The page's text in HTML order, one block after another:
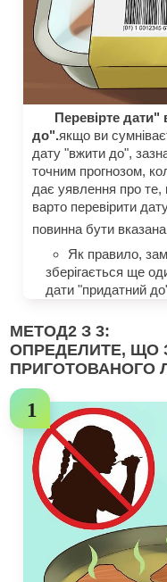
Перевірте
до".якщо ви
дату "вжити до",
точним прогнозом,
дає уявлення про
варто перевірити
повинна бути
Як правило,
зберігається ще
дати "придатний
МЕТОД2 З 3:
ОПРЕДЕЛИТЕ, ЩО
ПРИГОТОВАНОГО